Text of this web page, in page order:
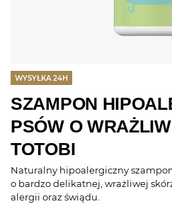
SZAMPON
PSÓW O
TOTOBI
Naturalny hipoalergiczny
o bardzo delikatnej, wrażliwej
alergii oraz świądu.
WYSYŁKA 24H